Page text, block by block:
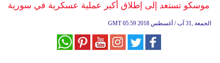
أزياء
موسكو تستعد إلى إطلاق أكبر عملية عسكرية في سورية
GMT 05:59 2018 الجمعة ,31 آب / أغسطس